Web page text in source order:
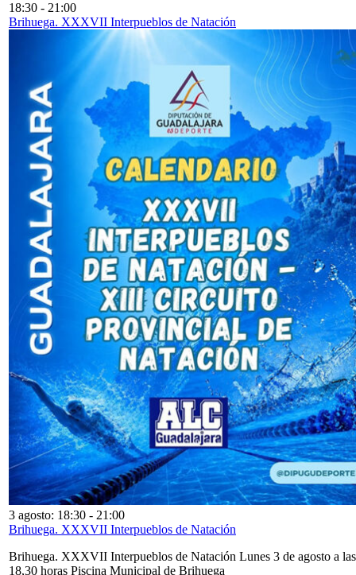
18:30 - 21:00
Brihuega. XXXVII Interpueblos de Natación
3 agosto: 18:30 - 21:00
Brihuega. XXXVII Interpueblos de Natación
Brihuega. XXXVII Interpueblos de Natación Lunes 3 de agosto a las
18,30 horas Piscina Municipal de Brihuega